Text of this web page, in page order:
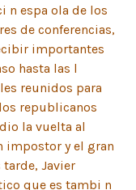
n espa ola de los
de conferencias,
importantes
hasta las l
reunidos para
republicanos
la vuelta al
impostor y el gran
Javier
que es tambi n